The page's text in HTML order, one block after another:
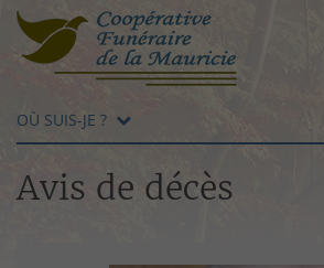
OÙ SUIS-JE ?
Avis de décès